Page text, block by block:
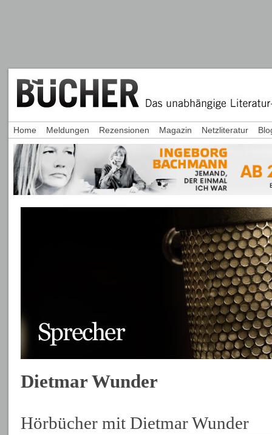
Dietmar Wunder
Hörbücher mit Dietmar Wunder
Home Meldungen Rezensionen Magazin Netzliteratur